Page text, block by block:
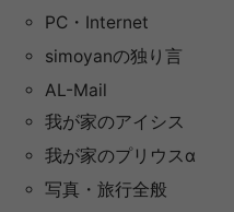
PC・Internet
simoyanの独り言
AL-Mail
我が家のアイシス
我が家のプリウスα
写真・旅行全般